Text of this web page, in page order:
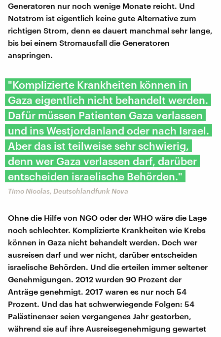
Generatoren nur noch wenige Monate reicht. Und
Notstrom ist eigentlich keine gute Alternative zum
richtigen Strom, denn es dauert manchmal sehr lange,
bis bei einem Stromausfall die Generatoren
anspringen.
"Komplizierte Krankheiten können in
Gaza eigentlich nicht behandelt werden.
Dafür müssen Patienten Gaza verlassen
und ins Westjordanland oder nach Israel.
Aber das ist teilweise sehr schwierig,
denn wer Gaza verlassen darf, darüber
entscheiden israelische Behörden."
Timo Nicolas, Deutschlandfunk Nova
Ohne die Hilfe von NGO oder der WHO wäre die Lage
noch schlechter. Komplizierte Krankheiten wie Krebs
können in Gaza nicht behandelt werden. Doch wer
ausreisen darf und wer nicht, darüber entscheiden
israelische Behörden. Und die erteilen immer seltener
Genehmigungen. 2012 wurden 90 Prozent der
Anträge genehmigt. 2017 waren es nur noch 54
Prozent. Und das hat schwerwiegende Folgen: 54
Palästinenser seien vergangenes Jahr gestorben,
während sie auf ihre Ausreisegenehmigung gewartet